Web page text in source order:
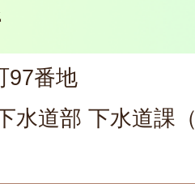
97番地
水道部 下水道課